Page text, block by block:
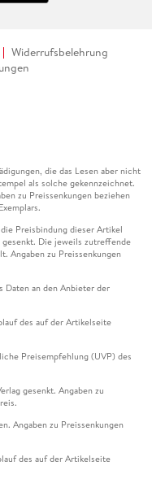
Widerrufsbelehrung
die das Lesen aber nicht
als solche gekennzeichnet.
zu Preissenkungen beziehen
Preisbindung dieser Artikel
Die jeweils zutreffende
Angaben zu Preissenkungen
Daten an den Anbieter der
des auf der Artikelseite
Preisempfehlung (UVP) des
gesenkt. Angaben zu
Angaben zu Preissenkungen
des auf der Artikelseite